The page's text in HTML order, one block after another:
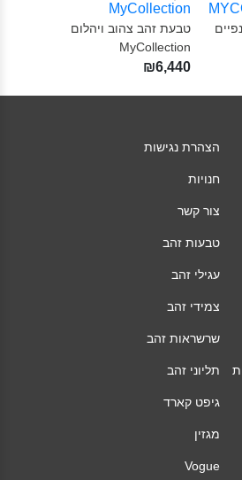
טבעת זהב צהוב ויהלום
MyCollection‎
₪6,440
הצהרת נגישות
חנויות
צור קשר
טבעות זהב
עגילי זהב
צמידי זהב
שרשראות זהב
תליוני זהב
גיפט קארד
מגזין
Vogue